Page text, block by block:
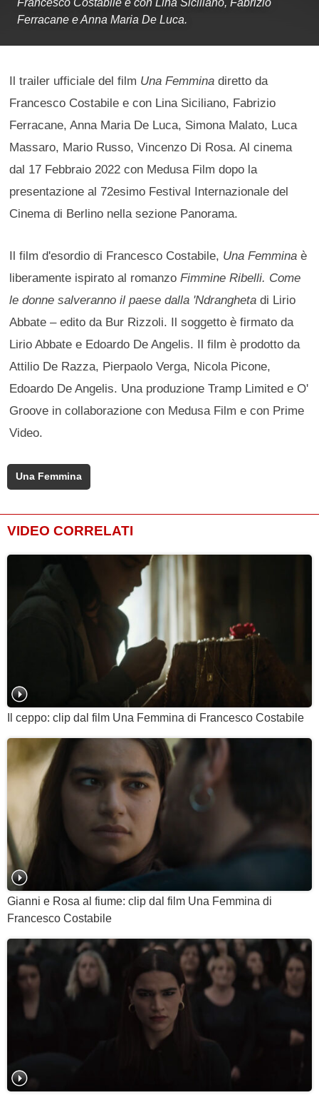
Francesco Costabile e con Lina Siciliano, Fabrizio
Ferracane e Anna Maria De Luca.
Il trailer ufficiale del film Una Femmina diretto da
Francesco Costabile e con Lina Siciliano, Fabrizio
Ferracane, Anna Maria De Luca, Simona Malato, Luca
Massaro, Mario Russo, Vincenzo Di Rosa. Al cinema
dal 17 Febbraio 2022 con Medusa Film dopo la
presentazione al 72esimo Festival Internazionale del
Cinema di Berlino nella sezione Panorama.
Il film d'esordio di Francesco Costabile, Una Femmina è
liberamente ispirato al romanzoFimmine Ribelli. Come
le donne salveranno il paese dalla 'Ndranghetadi Lirio
Abbate – edito da Bur Rizzoli. Il soggetto è firmato da
Lirio Abbate e Edoardo De Angelis. Il film è prodotto da
Attilio De Razza, Pierpaolo Verga, Nicola Picone,
Edoardo De Angelis. Una produzione Tramp Limited e O'
Groove in collaborazione con Medusa Film e con Prime
Video.
Una Femmina
VIDEO CORRELATI
Il ceppo: clip dal film Una Femmina di Francesco Costabile
Gianni e Rosa al fiume: clip dal film Una Femmina di
Francesco Costabile